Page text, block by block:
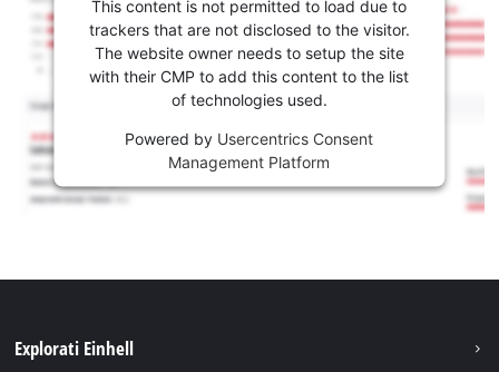
This content is not permitted to load due to
trackers that are not disclosed to the visitor.
The website owner needs to setup the site
with their CMP to add this content to the list
of technologies used.
Powered by Usercentrics Consent
Management Platform
Explorati Einhell